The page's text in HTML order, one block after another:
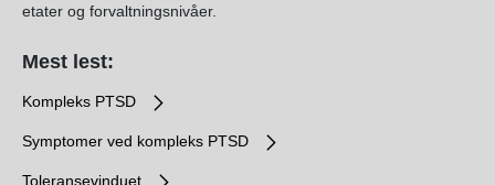
etater og forvaltningsnivåer.
Mest lest:
Kompleks PTSD
Symptomer ved kompleks PTSD
Toleransevinduet